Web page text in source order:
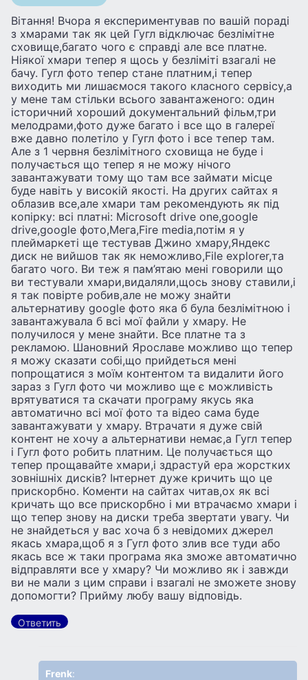
Вітання! Вчора я експериментував по вашій пораді
з хмарами так як цей Гугл відключає безлімітне
сховище,багато чого є справді але все платне.
Ніякої хмари тепер я щось у безліміті взагалі не
бачу. Гугл фото тепер стане платним,і тепер
виходить ми лишаємося такого класного сервісу,а
у мене там стільки всього завантаженого: один
історичний хороший документальний фільм,три
мелодрами,фото дуже багато і все що в галереї
вже давно полетіло у Гугл фото і все тепер там.
Але з 1 червня безлімітного сховища не буде і
получається що тепер я не можу нічого
завантажувати тому що там все займати місце
буде навіть у високій якості. На других сайтах я
облазив все,але хмари там рекомендують як під
копірку: всі платні: Microsoft drive one,google
drive,google фото,Мега,Fire media,потім я у
плеймаркеті ще тестував Джино хмару,Яндекс
диск не вийшов так як неможливо,File explorer,та
багато чого. Ви теж я пам’ятаю мені говорили що
ви тестували хмари,видаляли,щось знову ставили,і
я так повірте робив,але не можу знайти
альтернативу google фото яка б була безлімітною і
завантажувала б всі мої файли у хмару. Не
получилося у мене знайти. Все платне та з
рекламою. Шановний Ярославе можливо що тепер
я можу сказати собі,що прийдеться мені
попрощатися з моїм контентом та видалити його
зараз з Гугл фото чи можливо ще є можливість
врятуватися та скачати програму якусь яка
автоматично всі мої фото та відео сама буде
завантажувати у хмару. Втрачати я дуже свій
контент не хочу а альтернативи немає,а Гугл тепер
і Гугл фото робить платним. Це получається що
тепер прощавайте хмари,і здрастуй ера жорстких
зовнішніх дисків? Інтернет дуже кричить що це
прискорбно. Коменти на сайтах читав,ох як всі
кричать що все прискорбно і ми втрачаємо хмари і
що тепер знову на диски треба звертати увагу. Чи
не знайдеться у вас хоча б з невідомих джерел
якась хмара,щоб я з Гугл фото злив все туди або
якась все ж таки програма яка зможе автоматично
відправляти все у хмару? Чи можливо як і завжди
ви не мали з цим справи і взагалі не зможете знову
допомогти? Прийму любу вашу відповідь.
Ответить
Frenk: